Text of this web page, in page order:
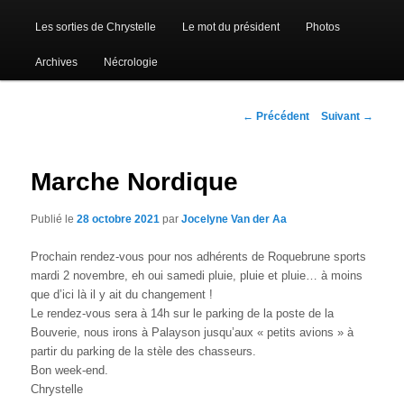
Les sorties de Chrystelle Le mot du président Photos
Archives Nécrologie
Navigation
← Précédent Suivant →
Marche Nordique
Publié le28 octobre 2021 parJocelyne Van der Aa
Prochain rendez-vous pour nos adhérents de Roquebrune sports
mardi 2 novembre, eh oui samedi pluie, pluie et pluie… à moins
que d’ici là il y ait du changement !
Le rendez-vous sera à 14h sur le parking de la poste de la
Bouverie, nous irons à Palayson jusqu’aux « petits avions » à
partir du parking de la stèle des chasseurs.
Bon week-end.
Chrystelle